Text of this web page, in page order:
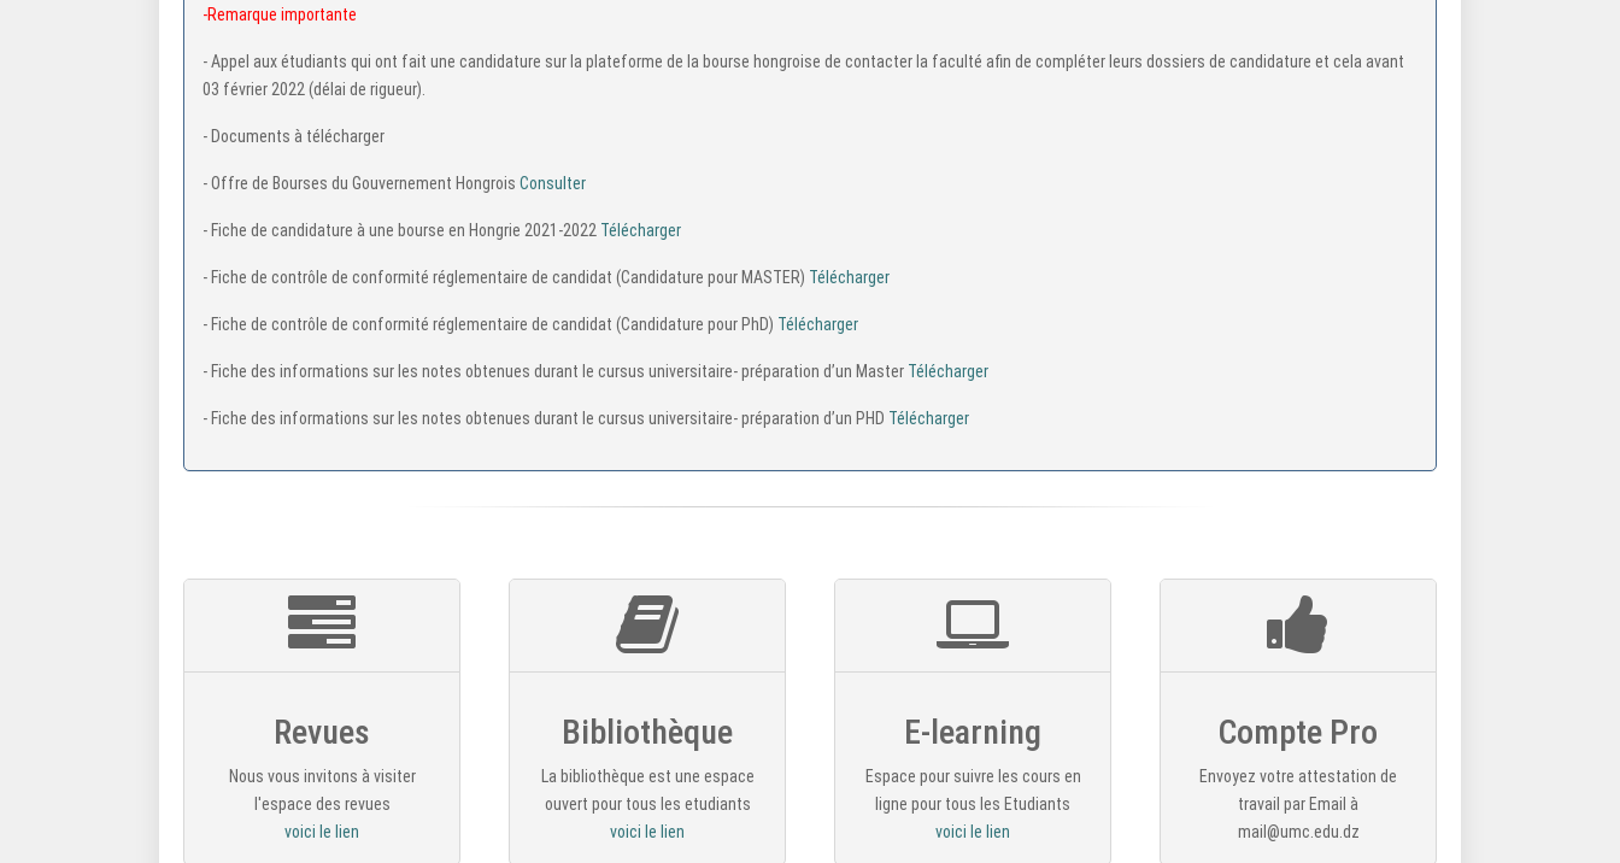
-Remarque importante
- Appel aux étudiants qui ont fait une candidature sur la plateforme de la bourse hongroise de contacter la faculté afin de compléter leurs dossiers de candidature et cela avant
03 février 2022 (délai de rigueur).
- Documents à télécharger
- Offre de Bourses du Gouvernement Hongrois Consulter
- Fiche de candidature à une bourse en Hongrie 2021-2022 Télécharger
- Fiche de contrôle de conformité réglementaire de candidat (Candidature pour MASTER) Télécharger
- Fiche de contrôle de conformité réglementaire de candidat (Candidature pour PhD) Télécharger
- Fiche des informations sur les notes obtenues durant le cursus universitaire- préparation d’un Master Télécharger
- Fiche des informations sur les notes obtenues durant le cursus universitaire- préparation d’un PHD Télécharger
Revues
Nous vous invitons à visiter
l'espace des revues
voici le lien
Bibliothèque
La bibliothèque est une espace
ouvert pour tous les etudiants
voici le lien
E-learning
Espace pour suivre les cours en
ligne pour tous les Etudiants
voici le lien
Compte Pro
Envoyez votre attestation de
travail par Email à
mail@umc.edu.dz